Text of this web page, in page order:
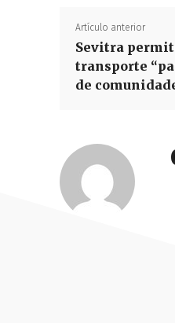
Artículo anterior
Sevitra
transporte
de